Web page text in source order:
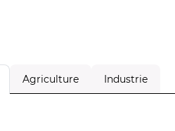
Agriculture Industrie